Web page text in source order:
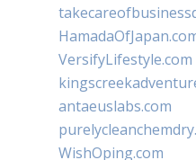
VersifyLifestyle.com
antaeuslabs.com
WishOping.com